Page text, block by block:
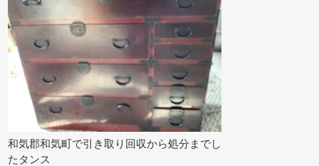
和気郡和気町で引き取り回収から処分までし
たタンス